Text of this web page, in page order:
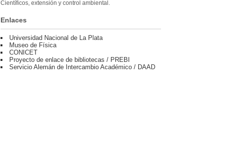
Científicos, extensión y control ambiental.
Enlaces
Universidad Nacional de La Plata
Museo de Física
CONICET
Proyecto de enlace de bibliotecas / PREBI
Servicio Alemán de Intercambio Académico / DAAD